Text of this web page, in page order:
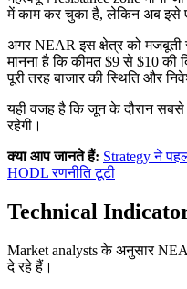
में काम कर चुका है, लेकिन अब इसे
अगर NEAR इस क्षेत्र को मजबूती
मानना है कि कीमत $9 से $10 की
पूरी तरह बाजार की स्थिति और
यही वजह है कि जून के दौरान
रहेगी।
क्या आप जानते हैं: Strategy ने
HODL रणनीति टूटी
Technical
Market analysts के अनुसार
दे रहे हैं।